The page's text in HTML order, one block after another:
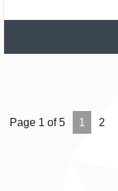
Page 1 of 5 1 2